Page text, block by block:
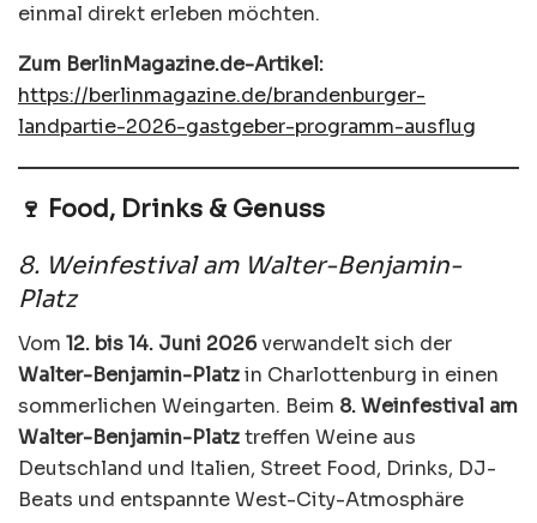
einmal direkt erleben möchten.
Zum BerlinMagazine.de-Artikel:
https://berlinmagazine.de/brandenburger-
landpartie-2026-gastgeber-programm-ausflug
🍷 Food, Drinks & Genuss
8. Weinfestival am Walter-Benjamin-
Platz
Vom 12. bis 14. Juni 2026verwandelt sich der
Walter-Benjamin-Platzin Charlottenburg in einen
sommerlichen Weingarten. Beim 8. Weinfestival am
Walter-Benjamin-Platztreffen Weine aus
Deutschland und Italien, Street Food, Drinks, DJ-
Beats und entspannte West-City-Atmosphäre